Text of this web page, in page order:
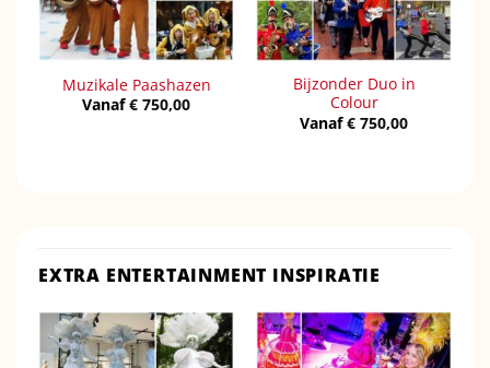
Muzikale Paashazen
Vanaf€ 750,00
Bijzonder Duo in
Colour
Vanaf€ 750,00
EXTRA ENTERTAINMENT INSPIRATIE